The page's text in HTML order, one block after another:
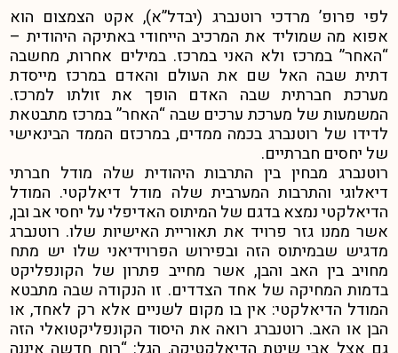
לפי פרופ’ מרדכי רוטנברג (יבדל”א), אקט הצמצום הוא
אפוא מה שמוליד את המרכיב הייחודי באתיקה היהודית –
“האחר” במרכז ולא האני במרכז. במילים אחרות, מחשבה
דתית שבה האל שם את העולם והאדם במרכז מייסדת
מערכת חברתית שבה האדם הופך את זולתו למרכז.
המשמעות של מערכת ערכים שבה “האחר” במרכז מתבטאת
לדידו של רוטנברג בכמה ממדים, במרכזם הממד הבינאישי
של יחסים חברתיים.
רוטנברג מבחין בין התרבות היהודית שלה מודל חברתי
דיאלוגי והתרבות המערבית שלה מודל דיאלקטי. המודל
הדיאלקטי נמצא בדגם של המיתוס האדיפלי על יחסי אב ובן,
אשר ממנו גזר פרויד את תאוריית האישיות שלו. רוטנברג
מדגיש שבמיתוס הזה ובפירוש הפרוידיאני שלו יש מתח
מחויב בין האב והבן, אשר מחייב פתרון של הקונפליקט
בדמות המחיקה של אחד הצדדים. זו הנקודה שבה מתבטא
המודל הדיאלקטי: אין בו מקום לשניים אלא רק לאחד, או
הבן או האב. רוטנברג רואה את היסוד הקונפליקטואלי הזה